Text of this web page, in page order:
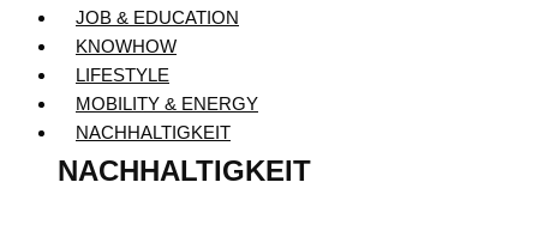
JOB & EDUCATION
KNOWHOW
LIFESTYLE
MOBILITY & ENERGY
NACHHALTIGKEIT
NACHHALTIGKEIT